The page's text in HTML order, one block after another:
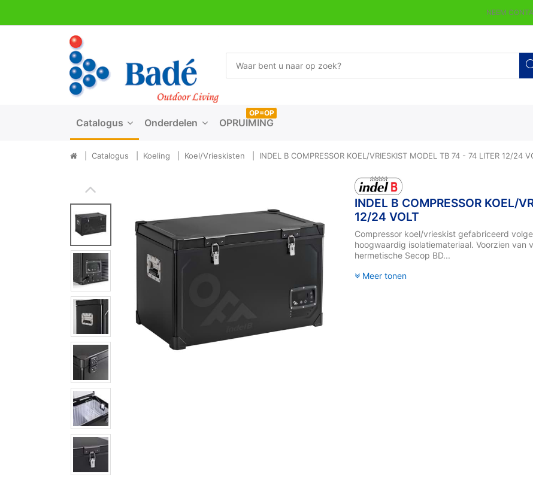
NEEM
Catalogus Onderdelen OPRUIMING
OP=OP
Catalogus Koeling Koel/Vrieskisten INDEL B COMPRESSOR KOEL/VRIESKIST MODEL TB 74 - 74 LITER 12/24
INDEL B COMPRESSOR KOEL/
12/24 VOLT
Compressor koel/vrieskist gefabriceerd
hoogwaardig isolatiemateriaal. Voorzien van
hermetische Secop BD...
Meer tonen